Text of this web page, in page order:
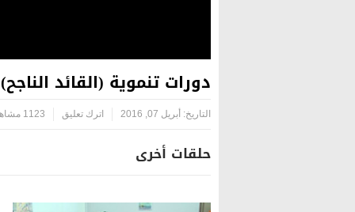
دورات تنموية (القائد
التاريخ: أبريل 07, 2016 اترك تعليق 1123 مشاهدة
حلقات أخرى